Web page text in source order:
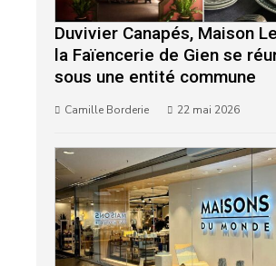
Duvivier Canapés, Maison
la Faïencerie de Gien se
sous une entité commune
Camille Borderie 22 mai 2026